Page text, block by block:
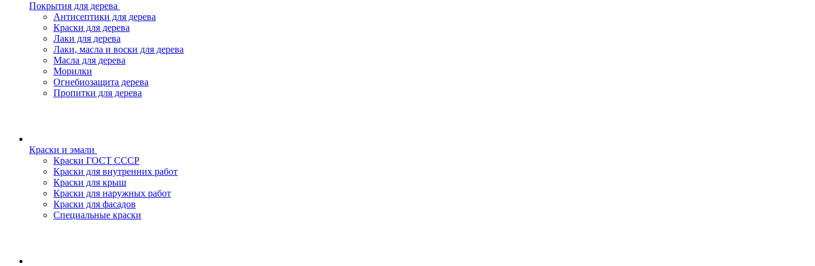
Покрытия для дерева
Антисептики для дерева
Краски для дерева
Лаки для дерева
Лаки, масла и воски для дерева
Масла для дерева
Морилки
Огнебиозащита дерева
Пропитки для дерева
Краски и эмали
Краски ГОСТ СССР
Краски для внутренних работ
Краски для крыш
Краски для наружных работ
Краски для фасадов
Специальные краски